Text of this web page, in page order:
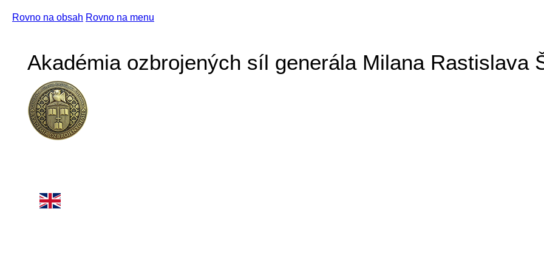
Rovno na obsah Rovno na menu
Akadémia ozbrojených síl generála Milana Rastislava